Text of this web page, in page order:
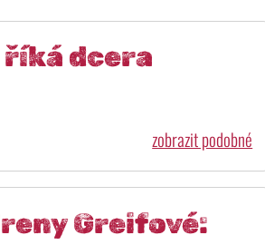
říká dcera
zobrazit podobné
Greifové: